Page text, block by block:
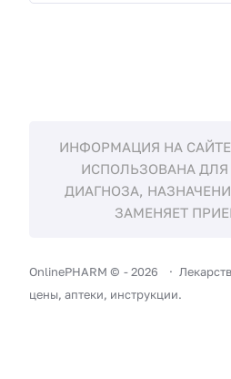
ИНФОРМАЦИЯ НА
ИСПОЛЬЗОВАНА
ДИАГНОЗА,
ЗАМЕНЯЕТ
OnlinePHARM © -2026
цены, аптеки, инструкции.